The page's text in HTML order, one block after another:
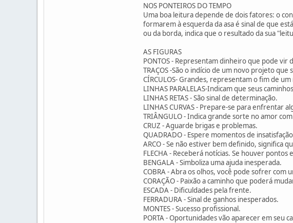
NOS PONTEIROS DO TEMPO
Uma boa leitura depende de dois fatores: o
formarem à esquerda da asa é sinal de que
ou da borda, indica que o resultado da sua
AS FIGURAS
PONTOS - Representam dinheiro que pode vir
TRAÇOS -São o indício de um novo projeto que
CÍRCULOS- Grandes, representam o fim de
LINHAS PARALELAS-Indicam que seus
LINHAS RETAS - São sinal de determinação.
LINHAS CURVAS - Prepare-se para enfrentar
TRIÂNGULO - Indica grande sorte no amor
CRUZ - Aguarde brigas e problemas.
QUADRADO - Espere momentos de
ARCO - Se não estiver bem definido, significa
FLECHA - Receberá notícias. Se houver
BENGALA - Simboliza uma ajuda inesperada.
COBRA - Abra os olhos, você pode sofrer com
CORAÇÃO - Paixão a caminho que poderá
ESCADA - Dificuldades pela frente.
FERRADURA - Sinal de ganhos inesperados.
MONTES - Sucesso profissional.
PORTA - Oportunidades vão aparecer em seu